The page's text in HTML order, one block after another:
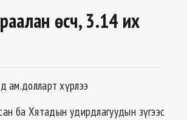
өсч, 3.14 их
ам.долларт хүрлээ
ба Хятадын удирдлагуудын зүгээс